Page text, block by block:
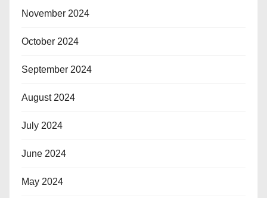
November 2024
October 2024
September 2024
August 2024
July 2024
June 2024
May 2024